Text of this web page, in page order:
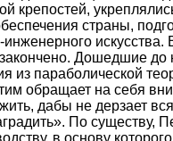
крепостей,
страны,
инженерного
Дошедшие до
параболической
обращает на себя
дабы не дерзает
По